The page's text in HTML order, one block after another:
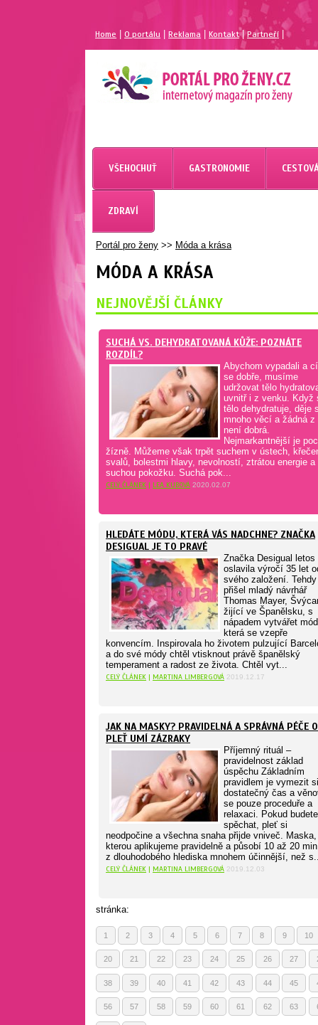
Home |O portálu Reklama Kontakt| Partneří
VŠEHOCHUŤ GASTRONOMIE
ZDRAVÍ
Portál pro ženy >> Móda a krása
MÓDA A KRÁSA
NEJNOVĚJŠÍ ČLÁNKY
SUCHÁ VS. DEHYDRATOVANÁ KŮŽE: POZNÁTE
ROZDÍL?
Abychom vypadali a
se dobře, musíme
udržovat tělo
uvnitř i z venku. Když
tělo dehydratuje, děje
mnoho věcí a žádná z
není dobrá.
Nejmarkantnější je
žízně. Můžeme však trpět suchem v ústech,
svalů, bolestmi hlavy, nevolností, ztrátou energie a
suchou pokožku. Suchá pok...
CELÝ ČLÁNEK | LEA KUBOVÁ 2020.02.07
HLEDÁTE MÓDU, KTERÁ VÁS NADCHNE? ZNAČKA
DESIGUAL JE TO PRAVÉ
Značka Desigual letos
oslavila výročí 35 let
svého založení. Tehdy
přišel mladý návrhář
Thomas Mayer,
žijící ve Španělsku, s
nápadem vytvářet
která se vzepře
konvencím. Inspirovala ho životem pulzující
a do své módy chtěl vtisknout právě španělský
temperament a radost ze života. Chtěl vyt...
CELÝ ČLÁNEK | MARTINA LIMBERGOVÁ 2019.12.17
JAK NA MASKY? PRAVIDELNÁ A SPRÁVNÁ PÉČE O
PLEŤ UMÍ ZÁZRAKY
Příjemný rituál –
pravidelnost základ
úspěchu Základním
pravidlem je vymezit si
dostatečný čas a
se pouze proceduře a
relaxaci. Pokud budete
spěchat, pleť si
neodpočine a všechna snaha přijde vniveč. Maska,
kterou aplikujeme pravidelně a působí 10 až 20
z dlouhodobého hlediska mnohem účinnější, než
CELÝ ČLÁNEK | MARTINA LIMBERGOVÁ 2019.12.03
stránka:
1 2 3 4 5 6 7 8 9 10
20 21 22 23 24 25 26 27
38 39 40 41 42 43 44 45
56 57 58 59 60 61 62 63